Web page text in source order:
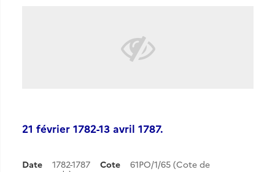
21 février 1782-13 avril 1787.
Date 1782-1787 Cote
61PO/1/65 (Cote de